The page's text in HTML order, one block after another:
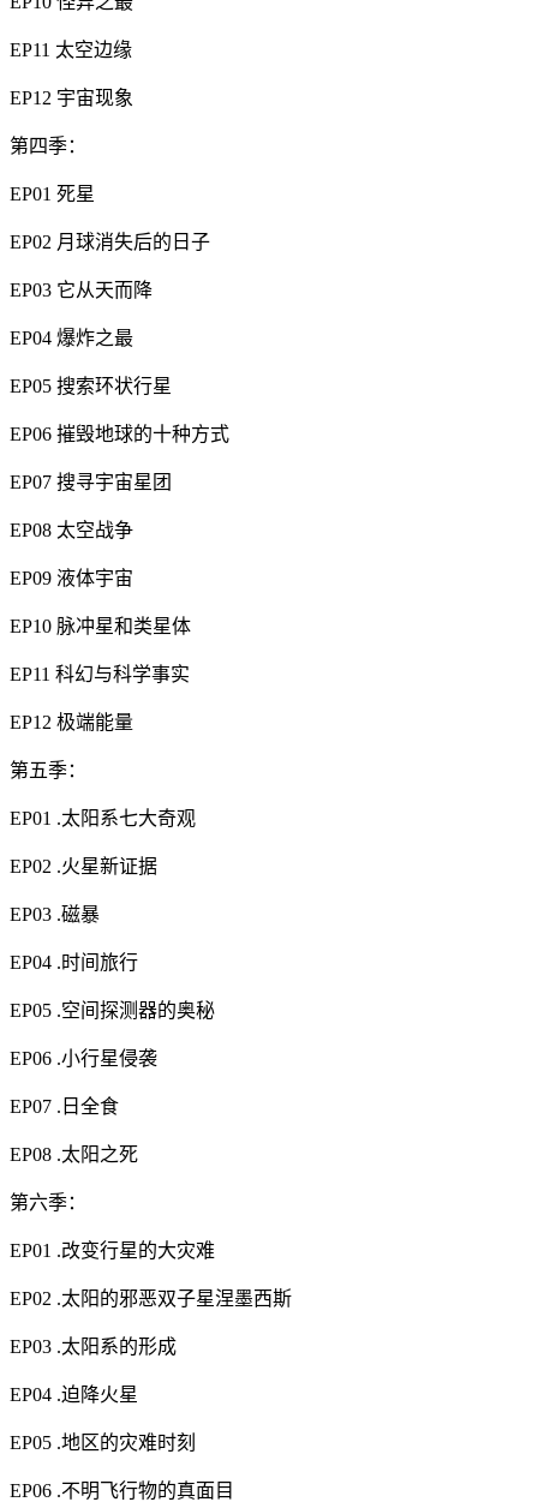
EP11 太空边缘
EP12 宇宙现象
第四季：
EP01 死星
EP02 月球消失后的日子
EP03 它从天而降
EP04 爆炸之最
EP05 搜索环状行星
EP06 摧毁地球的十种方式
EP07 搜寻宇宙星团
EP08 太空战争
EP09 液体宇宙
EP10 脉冲星和类星体
EP11 科幻与科学事实
EP12 极端能量
第五季：
EP01 .太阳系七大奇观
EP02 .火星新证据
EP03 .磁暴
EP04 .时间旅行
EP05 .空间探测器的奥秘
EP06 .小行星侵袭
EP07 .日全食
EP08 .太阳之死
第六季：
EP01 .改变行星的大灾难
EP02 .太阳的邪恶双子星涅墨西斯
EP03 .太阳系的形成
EP04 .迫降火星
EP05 .地区的灾难时刻
EP06 .不明飞行物的真面目